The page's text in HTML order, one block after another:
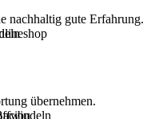
nachhaltig gute Erfahrung.
übernehmen.